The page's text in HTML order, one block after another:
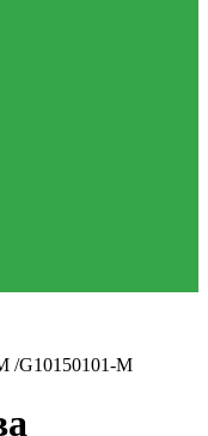
/G10150101-M